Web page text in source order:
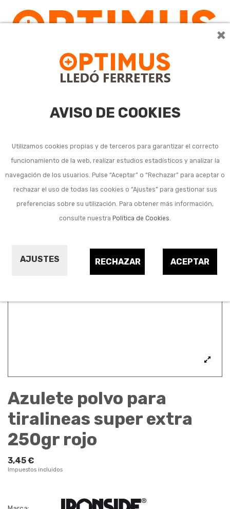
×
AVISO DE COOKIES
Utilizamos cookies propias y de terceros para garantizar el correcto
funcionamiento de la web, realizar estudios estadísticos y analizar la
navegación de los usuarios. Pulse “Aceptar” o “Rechazar” para aceptar o
rechazar el uso de todas las cookies o “Ajustes” para gestionar sus
preferencias sobre su utilización. Para obtener más información,
consulte nuestra Política de Cookies.
AJUSTES ACEPTAR
RECHAZAR
Azulete polvo para
tiralineas super extra
250gr rojo
3,45 €
Impuestos incluidos